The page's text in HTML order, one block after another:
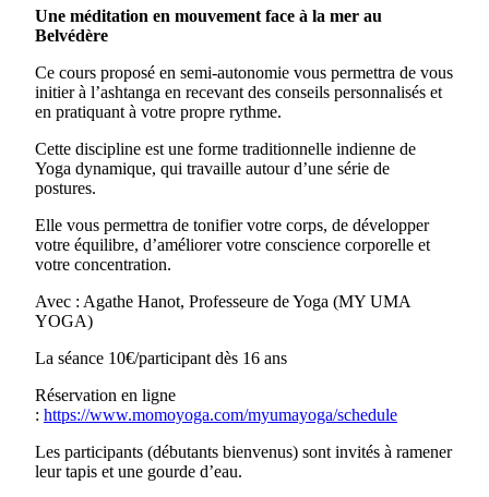
Une méditation en mouvement face à la mer au
Belvédère
Ce cours proposé en semi-autonomie vous permettra de vous
initier à l’ashtanga en recevant des conseils personnalisés et
en pratiquant à votre propre rythme.
Cette discipline est une forme traditionnelle indienne de
Yoga dynamique, qui travaille autour d’une série de
postures.
Elle vous permettra de tonifier votre corps, de développer
votre équilibre, d’améliorer votre conscience corporelle et
votre concentration.
Avec : Agathe Hanot, Professeure de Yoga (MY UMA
YOGA)
La séance 10€/participant dès 16 ans
Réservation en ligne
: https://www.momoyoga.com/myumayoga/schedule
Les participants (débutants bienvenus) sont invités à ramener
leur tapis et une gourde d’eau.